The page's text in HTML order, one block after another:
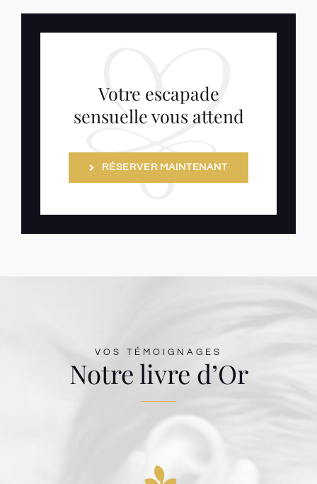
Votre escapade
sensuelle vous attend
RÉSERVER MAINTENANT
VOS TÉMOIGNAGES
Notre livre d’Or